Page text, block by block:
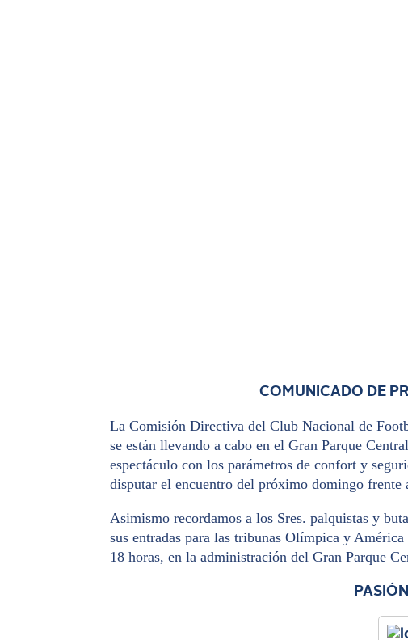
COMUNICADO DE
La Comisión Directiva del Club Nacional de
se están llevando a cabo en el Gran Parque
espectáculo con los parámetros de confort y
disputar el encuentro del próximo domingo
Asimismo recordamos a los Sres. palquistas y
sus entradas para las tribunas Olímpica y
18 horas, en la administración del Gran Parque